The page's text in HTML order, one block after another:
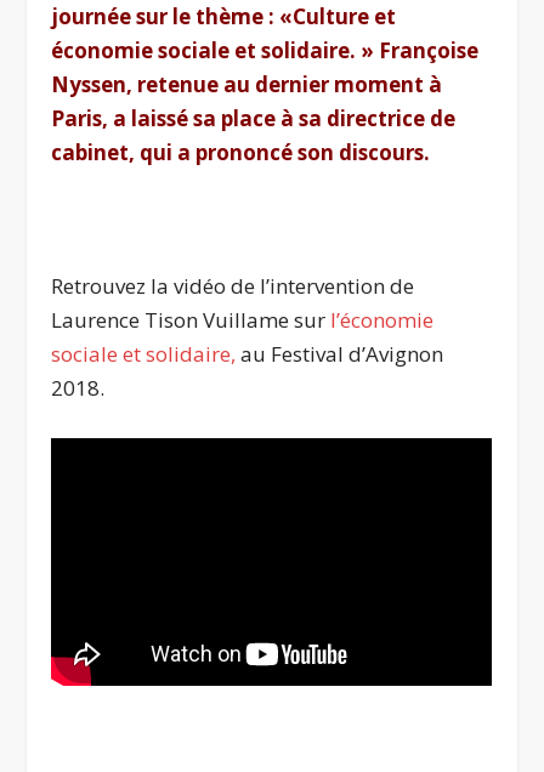
journée sur le thème : «Culture et
économie sociale et solidaire. » Françoise
Nyssen, retenue au dernier moment à
Paris, a laissé sa place à sa directrice de
cabinet, qui a prononcé son discours.
Retrouvez la vidéo de l’intervention de
Laurence Tison Vuillame sur l’économie
sociale et solidaire,au Festival d’Avignon
2018.